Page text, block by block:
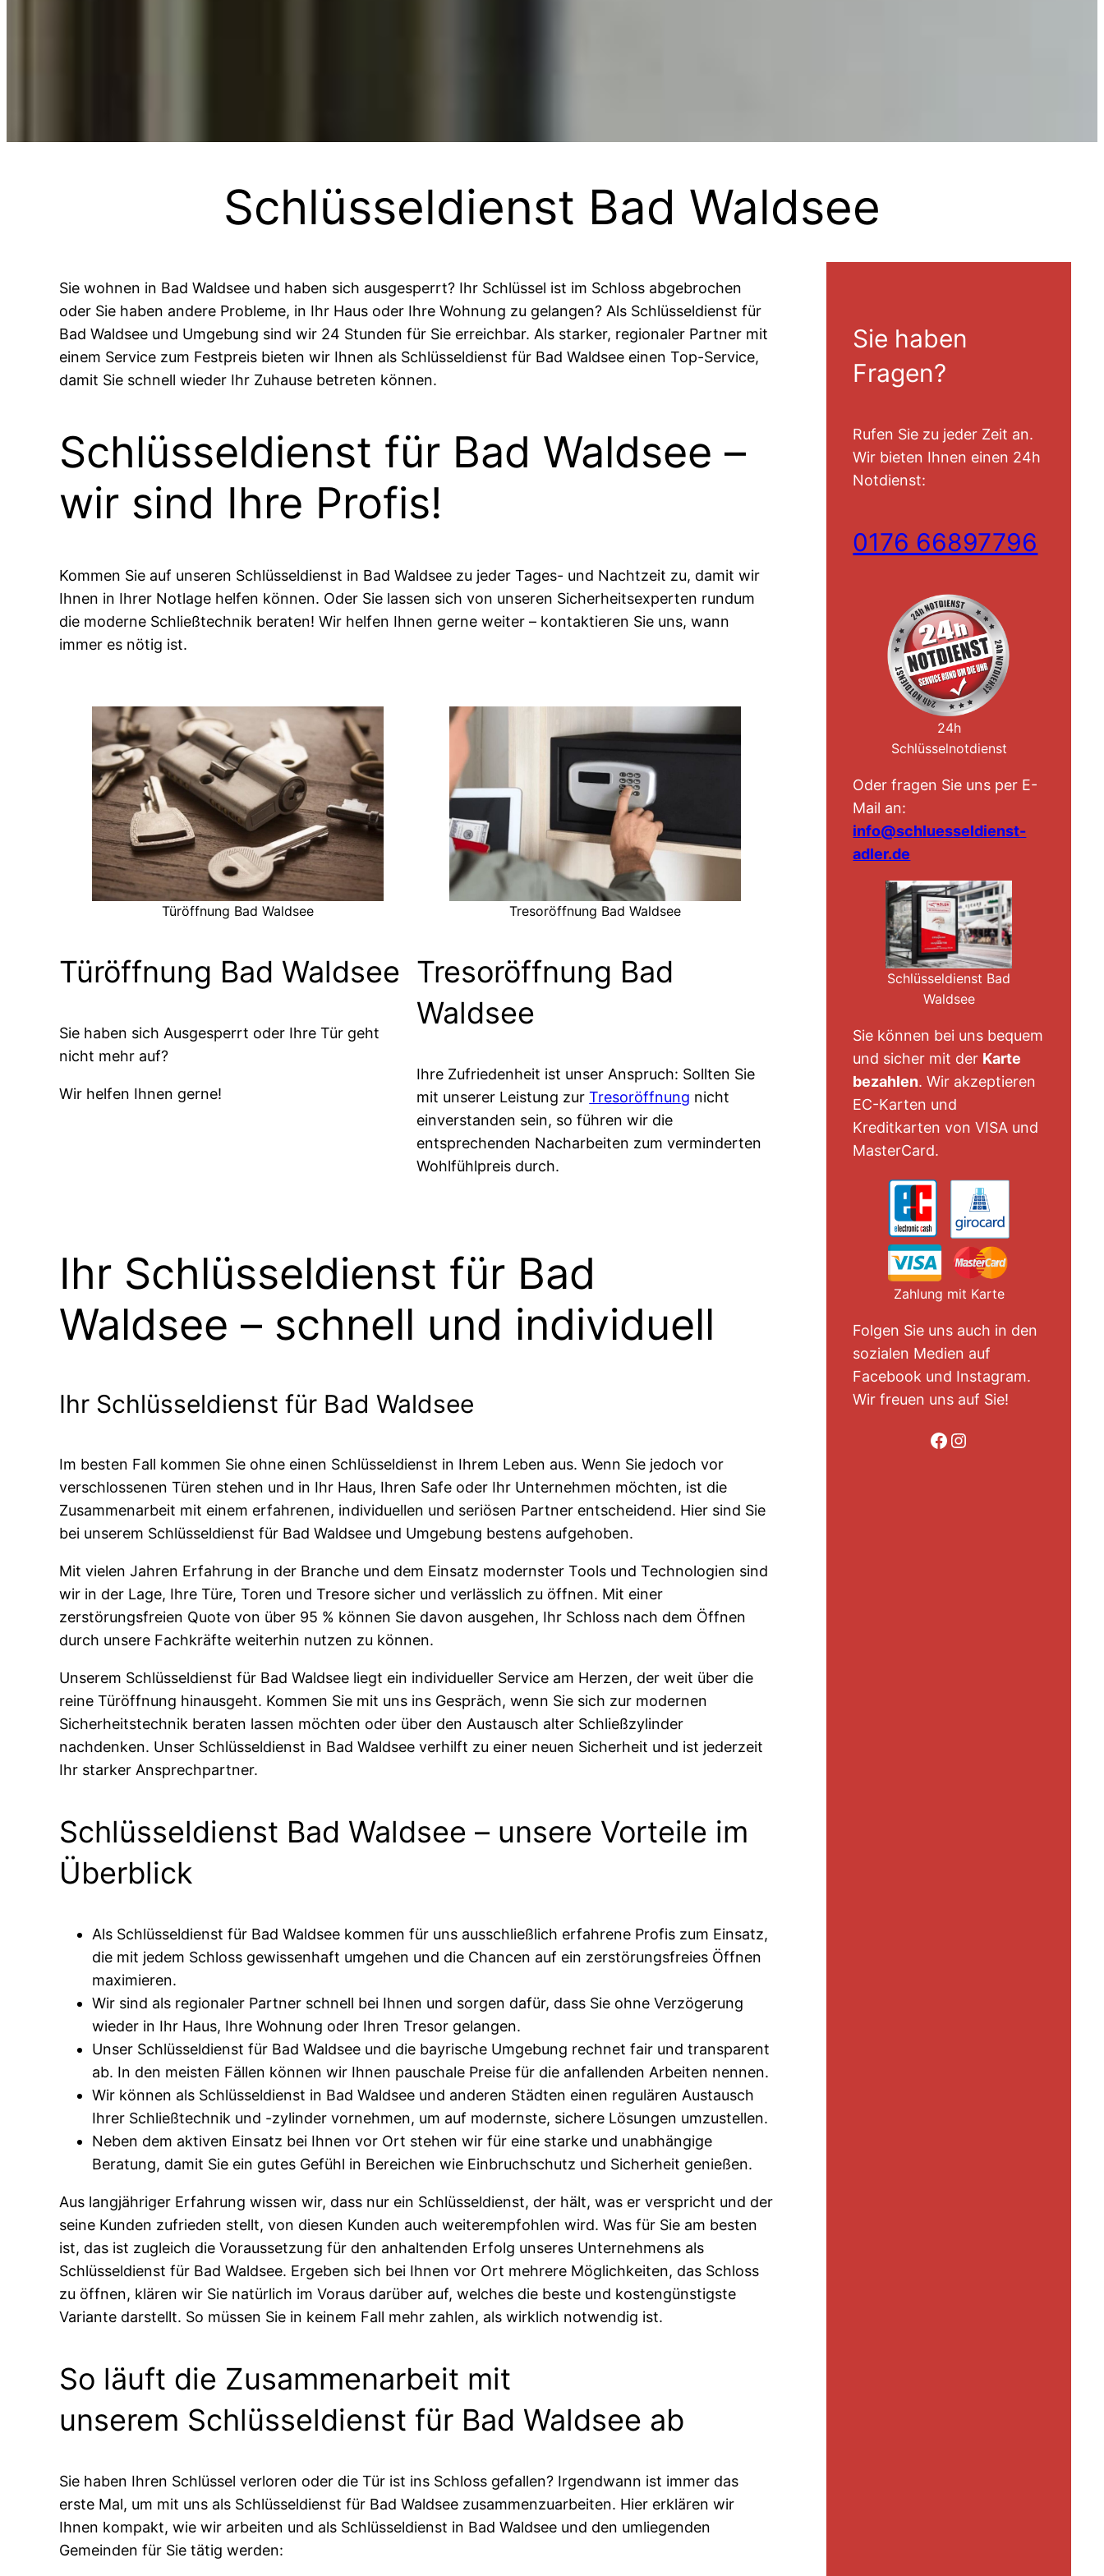
Schlüsseldienst Bad Waldsee
Sie wohnen in Bad Waldsee und haben sich ausgesperrt? Ihr Schlüssel ist im Schloss abgebrochen
oder Sie haben andere Probleme, in Ihr Haus oder Ihre Wohnung zu gelangen? Als Schlüsseldienst für
Bad Waldsee und Umgebung sind wir 24 Stunden für Sie erreichbar. Als starker, regionaler Partner mit
einem Service zum Festpreis bieten wir Ihnen als Schlüsseldienst für Bad Waldsee einen Top-Service,
damit Sie schnell wieder Ihr Zuhause betreten können.
Schlüsseldienst für Bad Waldsee –
wir sind Ihre Profis!
Kommen Sie auf unseren Schlüsseldienst in Bad Waldsee zu jeder Tages- und Nachtzeit zu, damit wir
Ihnen in Ihrer Notlage helfen können. Oder Sie lassen sich von unseren Sicherheitsexperten rundum
die moderne Schließtechnik beraten! Wir helfen Ihnen gerne weiter – kontaktieren Sie uns, wann
immer es nötig ist.
Türöffnung Bad Waldsee
Türöffnung Bad Waldsee
Sie haben sich Ausgesperrt oder Ihre Tür geht
nicht mehr auf?
Wir helfen Ihnen gerne!
Tresoröffnung Bad Waldsee
Tresoröffnung Bad
Waldsee
Ihre Zufriedenheit ist unser Anspruch: Sollten Sie
mit unserer Leistung zurTresoröffnung nicht
einverstanden sein, so führen wir die
entsprechenden Nacharbeiten zum verminderten
Wohlfühlpreis durch.
Ihr Schlüsseldienst für Bad
Waldsee – schnell und individuell
Ihr Schlüsseldienst für Bad Waldsee
Im besten Fall kommen Sie ohne einen Schlüsseldienst in Ihrem Leben aus. Wenn Sie jedoch vor
verschlossenen Türen stehen und in Ihr Haus, Ihren Safe oder Ihr Unternehmen möchten, ist die
Zusammenarbeit mit einem erfahrenen, individuellen und seriösen Partner entscheidend. Hier sind Sie
bei unserem Schlüsseldienst für Bad Waldsee und Umgebung bestens aufgehoben.
Mit vielen Jahren Erfahrung in der Branche und dem Einsatz modernster Tools und Technologien sind
wir in der Lage, Ihre Türe, Toren und Tresore sicher und verlässlich zu öffnen. Mit einer
zerstörungsfreien Quote von über 95 % können Sie davon ausgehen, Ihr Schloss nach dem Öffnen
durch unsere Fachkräfte weiterhin nutzen zu können.
Unserem Schlüsseldienst für Bad Waldsee liegt ein individueller Service am Herzen, der weit über die
reine Türöffnung hinausgeht. Kommen Sie mit uns ins Gespräch, wenn Sie sich zur modernen
Sicherheitstechnik beraten lassen möchten oder über den Austausch alter Schließzylinder
nachdenken. Unser Schlüsseldienst in Bad Waldsee verhilft zu einer neuen Sicherheit und ist jederzeit
Ihr starker Ansprechpartner.
Schlüsseldienst Bad Waldsee – unsere Vorteile im
Überblick
Als Schlüsseldienst für Bad Waldsee kommen für uns ausschließlich erfahrene Profis zum Einsatz,
die mit jedem Schloss gewissenhaft umgehen und die Chancen auf ein zerstörungsfreies Öffnen
maximieren.
Wir sind als regionaler Partner schnell bei Ihnen und sorgen dafür, dass Sie ohne Verzögerung
wieder in Ihr Haus, Ihre Wohnung oder Ihren Tresor gelangen.
Unser Schlüsseldienst für Bad Waldsee und die bayrische Umgebung rechnet fair und transparent
ab. In den meisten Fällen können wir Ihnen pauschale Preise für die anfallenden Arbeiten nennen.
Wir können als Schlüsseldienst in Bad Waldsee und anderen Städten einen regulären Austausch
Ihrer Schließtechnik und -zylinder vornehmen, um auf modernste, sichere Lösungen umzustellen.
Neben dem aktiven Einsatz bei Ihnen vor Ort stehen wir für eine starke und unabhängige
Beratung, damit Sie ein gutes Gefühl in Bereichen wie Einbruchschutz und Sicherheit genießen.
Aus langjähriger Erfahrung wissen wir, dass nur ein Schlüsseldienst, der hält, was er verspricht und der
seine Kunden zufrieden stellt, von diesen Kunden auch weiterempfohlen wird. Was für Sie am besten
ist, das ist zugleich die Voraussetzung für den anhaltenden Erfolg unseres Unternehmens als
Schlüsseldienst für Bad Waldsee. Ergeben sich bei Ihnen vor Ort mehrere Möglichkeiten, das Schloss
zu öffnen, klären wir Sie natürlich im Voraus darüber auf, welches die beste und kostengünstigste
Variante darstellt. So müssen Sie in keinem Fall mehr zahlen, als wirklich notwendig ist.
So läuft die Zusammenarbeit mit
unserem Schlüsseldienst für Bad Waldsee ab
Sie haben Ihren Schlüssel verloren oder die Tür ist ins Schloss gefallen? Irgendwann ist immer das
erste Mal, um mit uns als Schlüsseldienst für Bad Waldsee zusammenzuarbeiten. Hier erklären wir
Ihnen kompakt, wie wir arbeiten und als Schlüsseldienst in Bad Waldsee und den umliegenden
Gemeinden für Sie tätig werden:
Sie haben
Fragen?
Rufen Sie zu jeder Zeit an.
Wir bieten Ihnen einen 24h
Notdienst:
0176 66897796
24h
Schlüsselnotdienst
Oder fragen Sie uns per E-
Mail an:
info@schluesseldienst-
adler.de
Schlüsseldienst Bad
Waldsee
Sie können bei uns bequem
und sicher mit der Karte
bezahlen. Wir akzeptieren
EC-Karten und
Kreditkarten von VISA und
MasterCard.
Zahlung mit Karte
Folgen Sie uns auch in den
sozialen Medien auf
Facebook und Instagram.
Wir freuen uns auf Sie!
Folge uns auf Facebook Folge uns auf Instagram